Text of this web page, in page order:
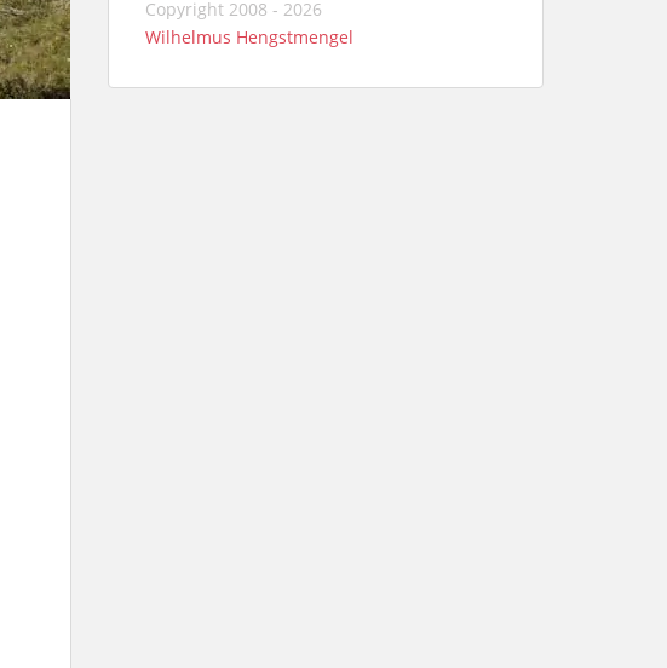
Copyright 2008 - 2026
Wilhelmus Hengstmengel